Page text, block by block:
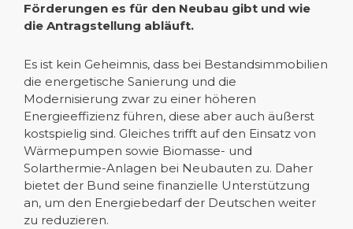
Förderungen es für den Neubau gibt und wie
die Antragstellung abläuft.
Es ist kein Geheimnis, dass bei Bestandsimmobilien
die energetische Sanierung und die
Modernisierung zwar zu einer höheren
Energieeffizienz führen, diese aber auch äußerst
kostspielig sind. Gleiches trifft auf den Einsatz von
Wärmepumpen sowie Biomasse- und
Solarthermie-Anlagen bei Neubauten zu. Daher
bietet der Bund seine finanzielle Unterstützung
an, um den Energiebedarf der Deutschen weiter
zu reduzieren.